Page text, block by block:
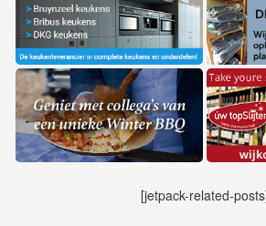
[jetpack-related-